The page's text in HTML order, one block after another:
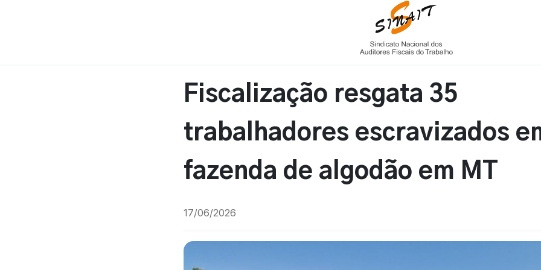
Fiscalização resgata 35
trabalhadores escravizados
fazenda de algodão em MT
17/06/2026